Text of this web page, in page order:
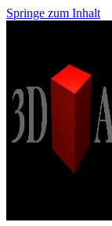
Springe zum Inhalt